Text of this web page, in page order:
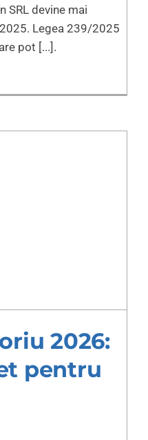
SRL devine mai
Legea 239/2025
pot [...].
2026:
pentru